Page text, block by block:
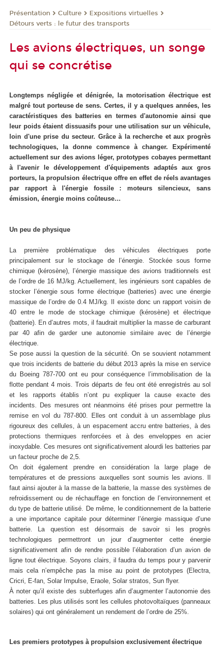
Présentation Culture
Expositions virtuelles
Détours verts : le futur des transports
Les avions électriques, un songe
qui se concrétise
Longtemps négligée et dénigrée, la motorisation électrique est
malgré tout porteuse de sens. Certes, il y a quelques années, les
caractéristiques des batteries en termes d'autonomie ainsi que
leur poids étaient dissuasifs pour une utilisation sur un véhicule,
loin d'une prise du secteur. Grâce à la recherche et aux progrès
technologiques, la donne commence à changer. Expérimenté
actuellement sur des avions léger, prototypes cobayes permettant
à l'avenir le développement d'équipements adaptés aux gros
porteurs, la propulsion électrique offre en effet de réels avantages
par rapport à l'énergie fossile : moteurs silencieux, sans
émission, énergie moins coûteuse…
Un peu de physique
La première problématique des véhicules électriques porte
principalement sur le stockage de l’énergie. Stockée sous forme
chimique (kérosène), l’énergie massique des avions traditionnels est
de l’ordre de 16 MJ/kg. Actuellement, les ingénieurs sont capables de
stocker l’énergie sous forme électrique (batteries) avec une énergie
massique de l’ordre de 0.4 MJ/kg. Il existe donc un rapport voisin de
40 entre le mode de stockage chimique (kérosène) et électrique
(batterie). En d’autres mots, il faudrait multiplier la masse de carburant
par 40 afin de garder une autonomie similaire avec de l’énergie
électrique.
Se pose aussi la question de la sécurité. On se souvient notamment
que trois incidents de batterie du début 2013 après la mise en service
du Boeing 787-700 ont eu pour conséquence l’immobilisation de la
flotte pendant 4 mois. Trois départs de feu ont été enregistrés au sol
et les rapports établis n’ont pu expliquer la cause exacte des
incidents. Des mesures ont néanmoins été prises pour permettre la
remise en vol du 787-800. Elles ont conduit à un assemblage plus
rigoureux des cellules, à un espacement accru entre batteries, à des
protections thermiques renforcées et à des enveloppes en acier
inoxydable. Ces mesures ont significativement alourdi les batteries par
un facteur proche de 2,5.
On doit également prendre en considération la large plage de
températures et de pressions auxquelles sont soumis les avions. Il
faut ainsi ajouter à la masse de la batterie, la masse des systèmes de
refroidissement ou de réchauffage en fonction de l’environnement et
du type de batterie utilisé. De même, le conditionnement de la batterie
a une importance capitale pour déterminer l’énergie massique d’une
batterie. La question est désormais de savoir si les progrès
technologiques permettront un jour d’augmenter cette énergie
significativement afin de rendre possible l’élaboration d’un avion de
ligne tout électrique. Soyons clairs, il faudra du temps pour y parvenir
mais cela n’empêche pas la mise au point de prototypes (Electra,
Cricri, E-fan, Solar Impulse, Eraole, Solar stratos, Sun flyer.
À noter qu’il existe des subterfuges afin d’augmenter l’autonomie des
batteries. Les plus utilisés sont les cellules photovoltaïques (panneaux
solaires) qui ont généralement un rendement de l’ordre de 25%.
Les premiers prototypes à propulsion exclusivement électrique